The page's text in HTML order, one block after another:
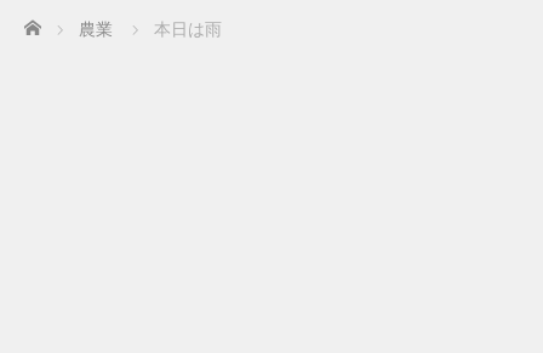
Home 農業 本日は雨